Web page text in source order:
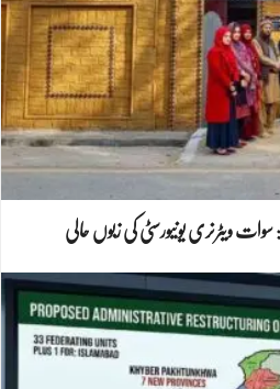
ویٹرنری یونیورسٹی کی زبوں حالی